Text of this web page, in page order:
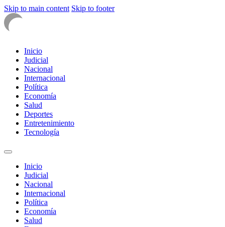
Skip to main content Skip to footer
Inicio
Judicial
Nacional
Internacional
Política
Economía
Salud
Deportes
Entretenimiento
Tecnología
Inicio
Judicial
Nacional
Internacional
Política
Economía
Salud